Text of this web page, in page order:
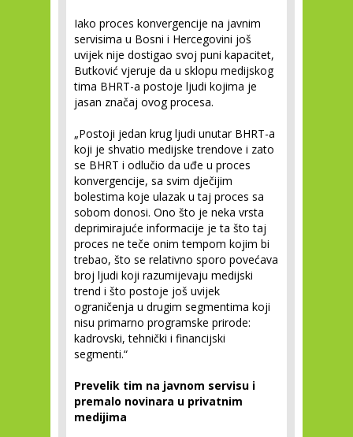
Iako proces konvergencije na javnim
servisima u Bosni i Hercegovini još
uvijek nije dostigao svoj puni kapacitet,
Butković vjeruje da u sklopu medijskog
tima BHRT-a postoje ljudi kojima je
jasan značaj ovog procesa.
„Postoji jedan krug ljudi unutar BHRT-a
koji je shvatio medijske trendove i zato
se BHRT i odlučio da uđe u proces
konvergencije, sa svim dječijim
bolestima koje ulazak u taj proces sa
sobom donosi. Ono što je neka vrsta
deprimirajuće informacije je ta što taj
proces ne teče onim tempom kojim bi
trebao, što se relativno sporo povećava
broj ljudi koji razumijevaju medijski
trend i što postoje još uvijek
ograničenja u drugim segmentima koji
nisu primarno programske prirode:
kadrovski, tehnički i financijski
segmenti.“
Prevelik tim na javnom servisu i
premalo novinara u privatnim
medijima